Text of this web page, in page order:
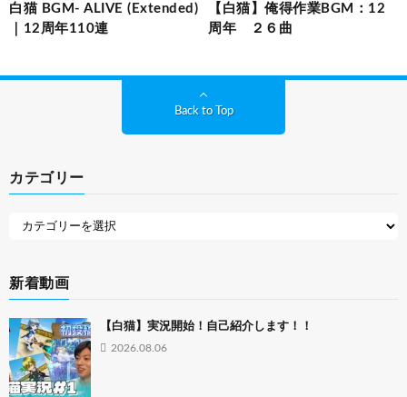
白猫 BGM- ALIVE (Extended)
｜12周年110連
【白猫】俺得作業BGM：12
周年 ２６曲
Back to Top
カテゴリー
新着動画
【白猫】実況開始！自己紹介します！！
2026.08.06